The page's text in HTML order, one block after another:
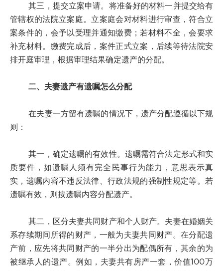
其三，提交立案申请。将准备好的材料一并提交给有
管辖权的法院立案庭。立案庭会对材料进行审查，符合立
案条件的，会予以受理并通知缴费；若材料不全，会要求
补充材料。缴费完成后，案件正式立案，后续等待法院安
排开庭审理，根据审理结果确定遗产的分配。
二、夫妻遗产有遗嘱怎么分配
在夫妻一方留有遗嘱的情况下，遗产分配遵循以下规
则：
其一，确定遗嘱的有效性。遗嘱需符合法定形式和实
质要件，如遗嘱人须有完全民事行为能力，意思表示真
实，遗嘱内容不违反法律、行政法规的强制性规定等。若
遗嘱有效，则按遗嘱内容分配遗产。
其二，区分夫妻共同财产和个人财产。夫妻在婚姻关
系存续期间所得的财产，一般为夫妻共同财产。在分配遗
产前，应先将共同财产的一半分出为配偶所有，其余的为
被继承人的遗产。例如，夫妻共有房产一套，价值100万